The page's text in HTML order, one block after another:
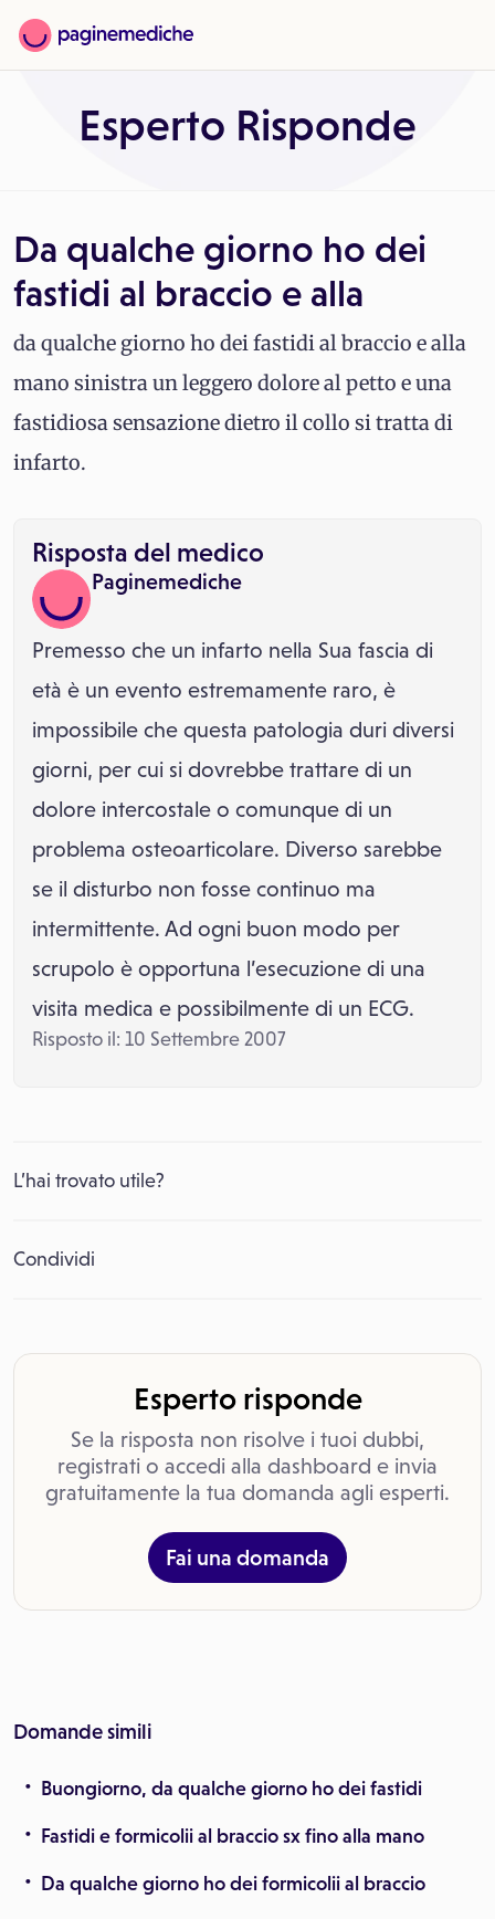
Esperto Risponde
Da qualche giorno ho dei
fastidi al braccio e alla
da qualche giorno ho dei fastidi al braccio e alla
mano sinistra un leggero dolore al petto e una
fastidiosa sensazione dietro il collo si tratta di
infarto.
Risposta del medico
Paginemediche
Premesso che un infarto nella Sua fascia di
età è un evento estremamente raro, è
impossibile che questa patologia duri diversi
giorni, per cui si dovrebbe trattare di un
dolore intercostale o comunque di un
problema osteoarticolare. Diverso sarebbe
se il disturbo non fosse continuo ma
intermittente. Ad ogni buon modo per
scrupolo è opportuna l’esecuzione di una
visita medica e possibilmente di un ECG.
Risposto il: 10 Settembre 2007
L’hai trovato utile?
Condividi
Esperto risponde
Se la risposta non risolve i tuoi dubbi,
registrati o accedi alla dashboard e invia
gratuitamente la tua domanda agli esperti.
Fai una domanda
Domande simili
Buongiorno, da qualche giorno ho dei fastidi
Fastidi e formicolii al braccio sx fino alla mano
Da qualche giorno ho dei formicolii al braccio